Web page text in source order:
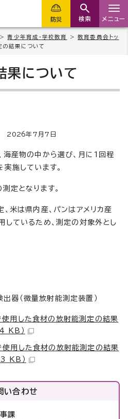
防災 検索 メニュー
青少年育成・学校教育 >教育委員会トッ
結果について
果について
2026年7月7日
海産物の中から選び、月に1回程
施しています。
定となります。
米は県内産、パンはアメリカ産
しているため、測定の対象外とし
器（微量放射能測定装置）
用した食材の放射能測定の結果
KB）
用した食材の放射能測定の結果
KB）
い合わせ
課